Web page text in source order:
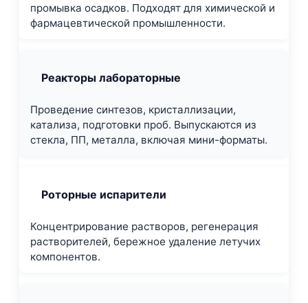
промывка осадков. Подходят для химической и
фармацевтической промышленности.
Реакторы лабораторные
Проведение синтезов, кристаллизации,
катализа, подготовки проб. Выпускаются из
стекла, ПП, металла, включая мини-форматы.
Роторные испарители
Концентрирование растворов, регенерация
растворителей, бережное удаление летучих
компонентов.